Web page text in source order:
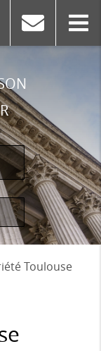
Toulouse